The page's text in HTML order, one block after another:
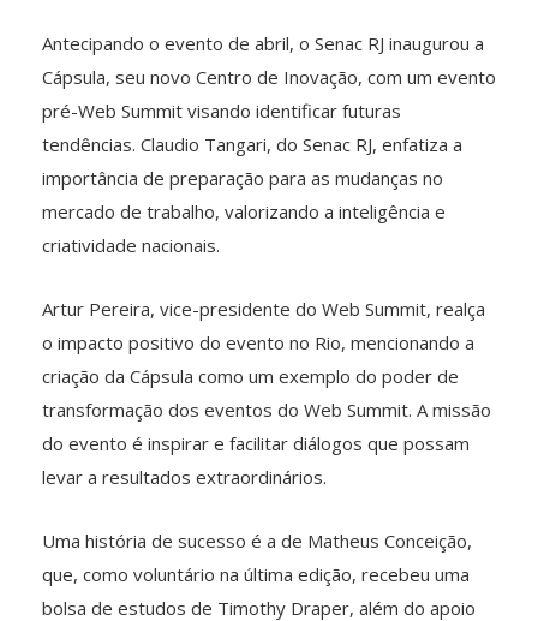
Antecipando o evento de abril, o Senac RJ inaugurou a
Cápsula, seu novo Centro de Inovação, com um evento
pré-Web Summit visando identificar futuras
tendências. Claudio Tangari, do Senac RJ, enfatiza a
importância de preparação para as mudanças no
mercado de trabalho, valorizando a inteligência e
criatividade nacionais.
Artur Pereira, vice-presidente do Web Summit, realça
o impacto positivo do evento no Rio, mencionando a
criação da Cápsula como um exemplo do poder de
transformação dos eventos do Web Summit. A missão
do evento é inspirar e facilitar diálogos que possam
levar a resultados extraordinários.
Uma história de sucesso é a de Matheus Conceição,
que, como voluntário na última edição, recebeu uma
bolsa de estudos de Timothy Draper, além do apoio